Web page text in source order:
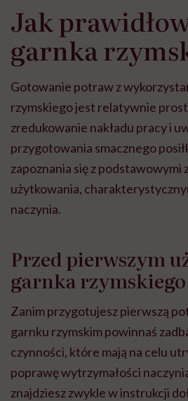
Jak
garnka
Gotowanie potraw z
rzymskiego jest relatywnie
zredukowanie nakładu pracy i
przygotowania smacznego
zapoznania się z podstawowymi
użytkowania,
naczynia.
Przed pierwszym
garnka rzymskiego
Zanim przygotujesz pierwszą
garnku rzymskim powinnaś
czynności, które mają na celu
poprawę wytrzymałości
znajdziesz zwykle w instrukcji